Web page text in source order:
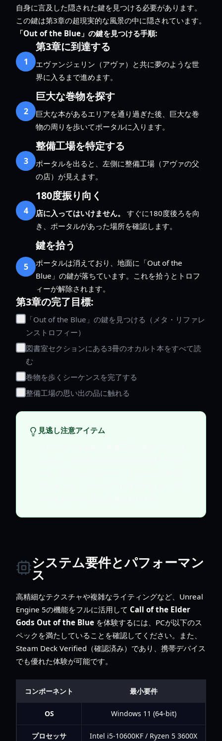
自身に言及した隠された鍵を見つける必要があります。
この鍵は第3章の超現実的な風景の中に隠されています。
「Out of the Blue」の鍵を見つける手順:
1
第3章に到達する
エヴァンジェリン（アヴァ）と共に夢のような世
界に入るまで進めます。
2
巨大な巻物を探す
巨大な本があるエリアを通り過ぎた後、巨大な巻
物の周りを歩いてポータルに入ります。
3
整備工場を特定する
ポータルを出ると、左側に整備工場（アヴァの父
の店）が見えます。
4
180度振り向く
店に入ってはいけません。
すぐに180度後ろを向
き、ポータルがあった場所を確認します。
5
鍵を拾う
ポータルは消えており、地面に「Out of the
Blue」の鍵が落ちています。これを拾うとトロフ
ィーが解除されます。
第3章の完了目標:
「Out of the Blue」の鍵を見つける（メタ・リファレ
ンストロフィー）
図書室セクションにある3冊のオカルト本をすべて読
む
巻物を歩くシーケンスを完了する
整備工場の思い出の品に触れる
見逃し注意アイテム
システム要件とパフォーマン
ス
高精細なテクスチャや複雑なライティングなど、Unreal
Engine 5の機能をフルに活用して Call of the Elder
Gods Out of the Blue を体験するには、PCが以下のス
ペックを満たしていることを確認してください。また、
Steam Deck Verified（確認済み）であり、携帯デバイス
でも優れた体験が可能です。
コンポーネント 最小要件
OS Windows 11 (64-bit)
プロセッサ Intel i5-10600KF / Ryzen 5 3600X